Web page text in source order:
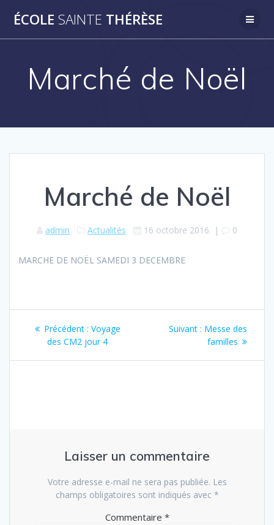
au
ÉCOLE SAINTE THÉRÈSE
Marché de Noël
Marché de Noël
admin Actualités 16 octobre 2016 | 0
MARCHE DE NOËL SAMEDI 3 DECEMBRE
Navigation
Précédent : Article
précédent
Voyage
des CM2 jour 4
Suivant : Article
suivant
Messe des
familles
Laisser un commentaire
Votre adresse e-mail ne sera pas publiée. Les
champs obligatoires sont indiqués avec *
Commentaire *